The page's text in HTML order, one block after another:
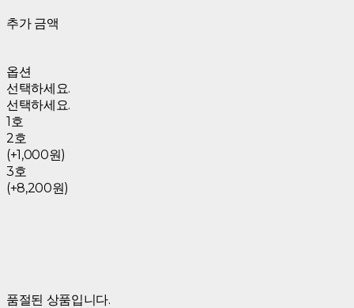
추가 금액
옵션
선택하세요.
선택하세요.
1호
2호
(+1,000원)
3호
(+8,200원)
품절된 상품입니다.